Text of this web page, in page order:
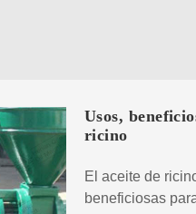
Usos,
ricino
El aceite de
beneficiosas